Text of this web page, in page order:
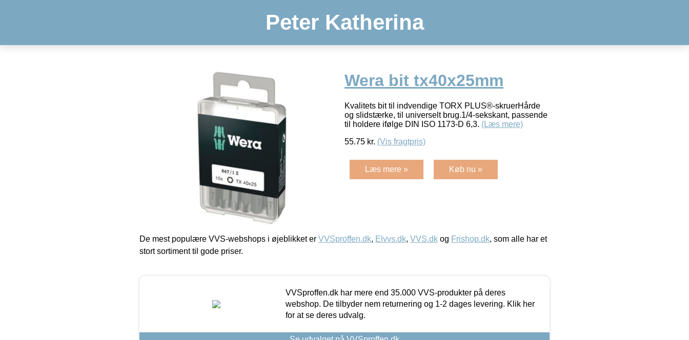
Peter Katherina
Wera bit tx40x25mm
Kvalitets bit til indvendige TORX PLUS®-skruerHårde
og slidstærke, til universelt brug.1/4-sekskant, passende
til holdere ifølge DIN ISO 1173-D 6,3. (Læs mere)
55.75 kr. (Vis fragtpris)
Læs mere » Køb nu »
De mest populære VVS-webshops i øjeblikket er VVSproffen.dk, Elvvs.dk, VVS.dk og Frishop.dk, som alle har et
stort sortiment til gode priser.
VVSproffen.dk har mere end 35.000 VVS-produkter på deres
webshop. De tilbyder nem returnering og 1-2 dages levering. Klik her
for at se deres udvalg.